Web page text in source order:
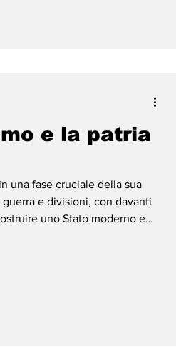
e la patria
una fase cruciale della sua
e divisioni, con davanti
uno Stato moderno e